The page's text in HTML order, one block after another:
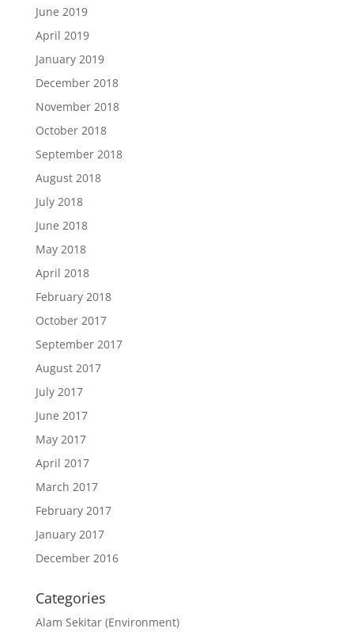
June 2019
April 2019
January 2019
December 2018
November 2018
October 2018
September 2018
August 2018
July 2018
June 2018
May 2018
April 2018
February 2018
October 2017
September 2017
August 2017
July 2017
June 2017
May 2017
April 2017
March 2017
February 2017
January 2017
December 2016
Categories
Alam Sekitar (Environment)